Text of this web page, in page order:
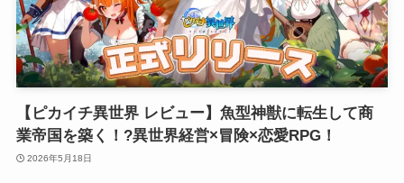
【ピカイチ異世界 レビュー】魚型神獣に転生して商
業帝国を築く！?異世界経営×冒険×恋愛RPG！
2026年5月18日